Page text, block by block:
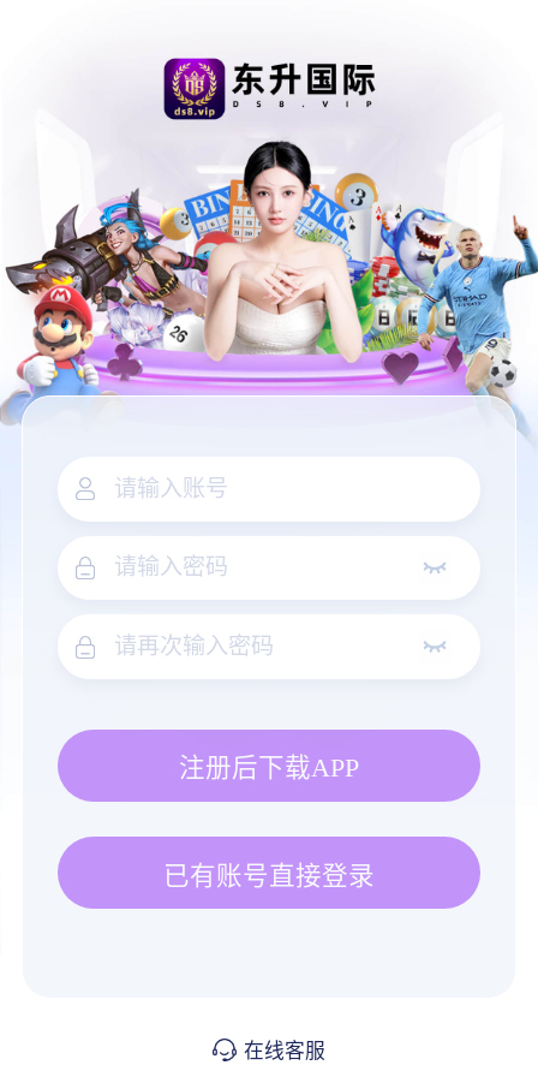
注册后下载APP
已有账号直接登录
在线客服